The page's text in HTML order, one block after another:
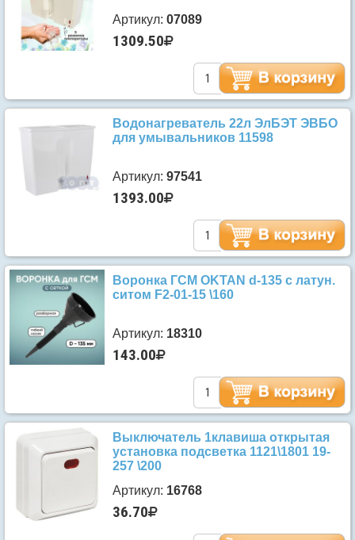
Артикул: 07089
1309.50
Водонагреватель 22л ЭлБЭТ ЭВБО
для умывальников 11598
Артикул: 97541
1393.00
Воронка ГСМ OKTAN d-135 с латун.
ситом F2-01-15 \160
Артикул: 18310
143.00
Выключатель 1клавиша открытая
установка подсветка 1121\1801 19-
257 \200
Артикул: 16768
36.70